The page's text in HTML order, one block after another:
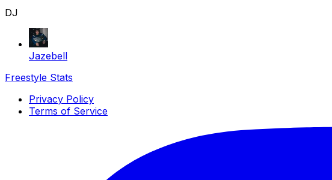
DJ
Jazebell
Freestyle Stats
Privacy Policy
Terms of Service